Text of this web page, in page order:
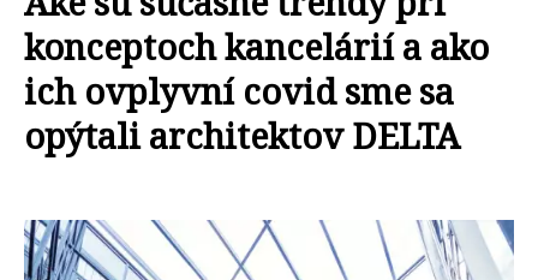
konceptoch kancelárií a ako
ich ovplyvní covid sme sa
opýtali architektov DELTA